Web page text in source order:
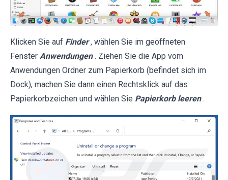
Klicken Sie auf Finder , wählen Sie im geöffneten
Fenster Anwendungen . Ziehen Sie die App vom
Anwendungen Ordner zum Papierkorb (befindet sich im
Dock), machen Sie dann einen Rechtsklick auf das
Papierkorbzeichen und wählen Sie Papierkorb leeren .